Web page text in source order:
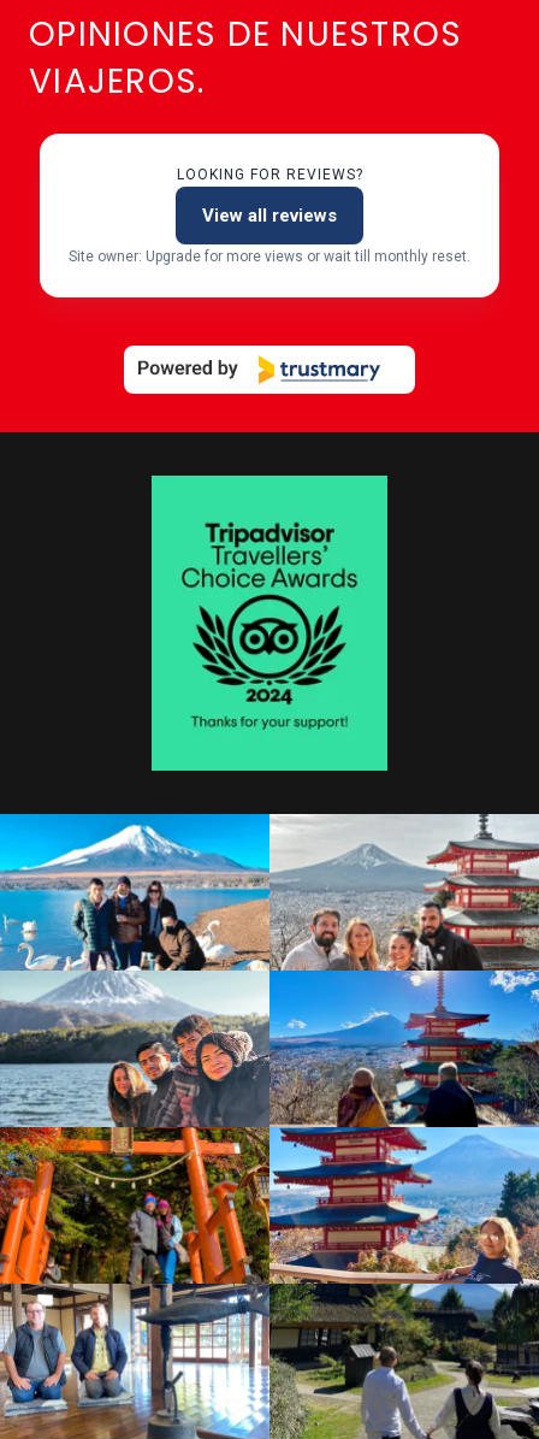
OPINIONES DE NUESTROS
VIAJEROS.